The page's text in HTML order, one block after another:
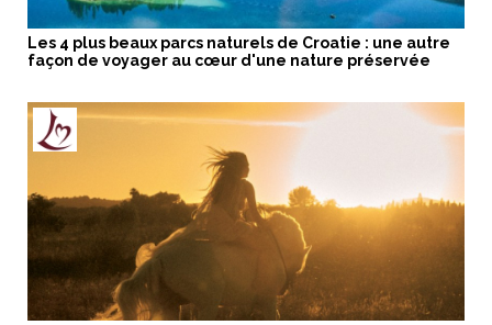
Les 4 plus beaux parcs naturels de Croatie : une autre
façon de voyager au cœur d'une nature préservée